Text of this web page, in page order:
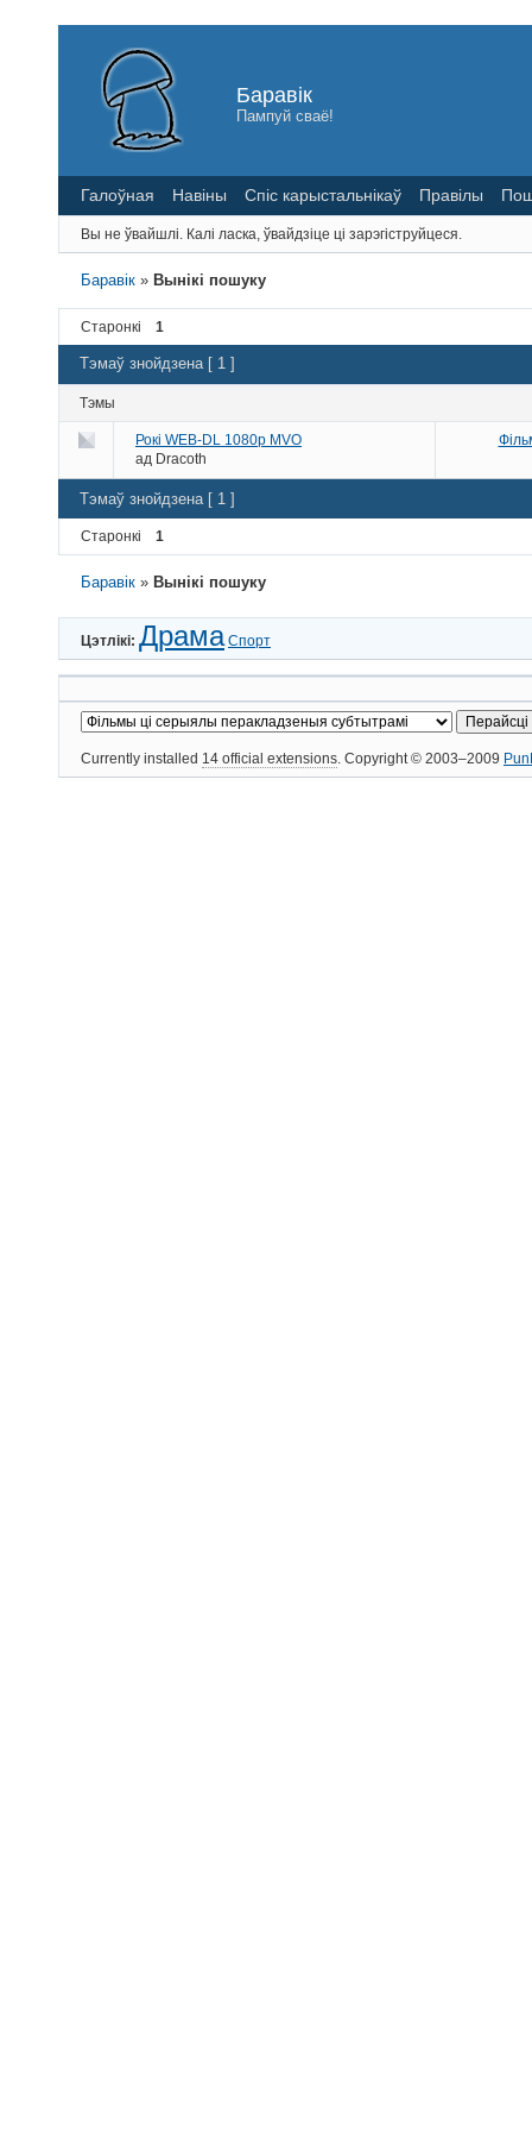
Баравік
Пампуй сваё!
Галоўная Навіны Спіс карыстальнікаў Правілы
Вы не ўвайшлі. Калі ласка, ўвайдзіце ці зарэгіструйцеся.
Баравік » Вынікі пошуку
Старонкі 1
Тэмаў знойдзена [ 1 ]
Тэмы
Рокі WEB-DL 1080p MVO
ад Dracoth
Тэмаў знойдзена [ 1 ]
Старонкі 1
Баравік » Вынікі пошуку
Цэтлікі: Драма Спорт
Currently installed 14 official extensions. Copyright © 2003–2009